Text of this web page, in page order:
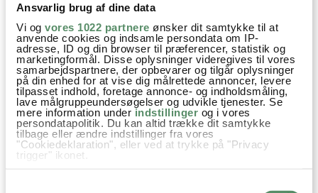
Ansvarlig brug af dine data
Vi og vores 1022 partnere ønsker dit samtykke til at
anvende cookies og indsamle persondata om IP-
adresse, ID og din browser til præferencer, statistik og
marketingformål. Disse oplysninger videregives til vores
samarbejdspartnere, der opbevarer og tilgår oplysninger
på din enhed for at vise dig målrettede annoncer, levere
tilpasset indhold, foretage annonce- og indholdsmåling,
lave målgruppeundersøgelser og udvikle tjenester. Se
mere information underindstillinger og i vores
persondatapolitik. Du kan altid trække dit samtykke
tilbage eller ændre indstillinger fra vores
"Cookiedeklaration", eller ved at trykke på "Privacy
trigger" ikonet.
Indsamle præcise oplysninger om din placering,
tænkte jeg ville prøve din i år, da mange andre af dine
opskrifter er rigtig gode. Nu står jeg med en masse glas med
flydende gelé, og er derfor i gang med at redde årets glas.
Jeg tror fejlen i din opskrift er, at det skal koge med sukker
under låg. Det duer ikke. Der skal kunne ske fordampning.
besvar
Ann-Christine:
21. juli 2026 kl. 20:01